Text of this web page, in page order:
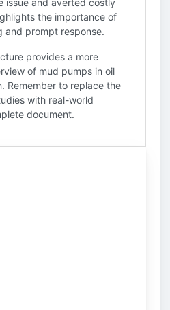
issue and averted costly
the importance of
and prompt response.
provides a more
of mud pumps in oil
Remember to replace the
with real-world
document.